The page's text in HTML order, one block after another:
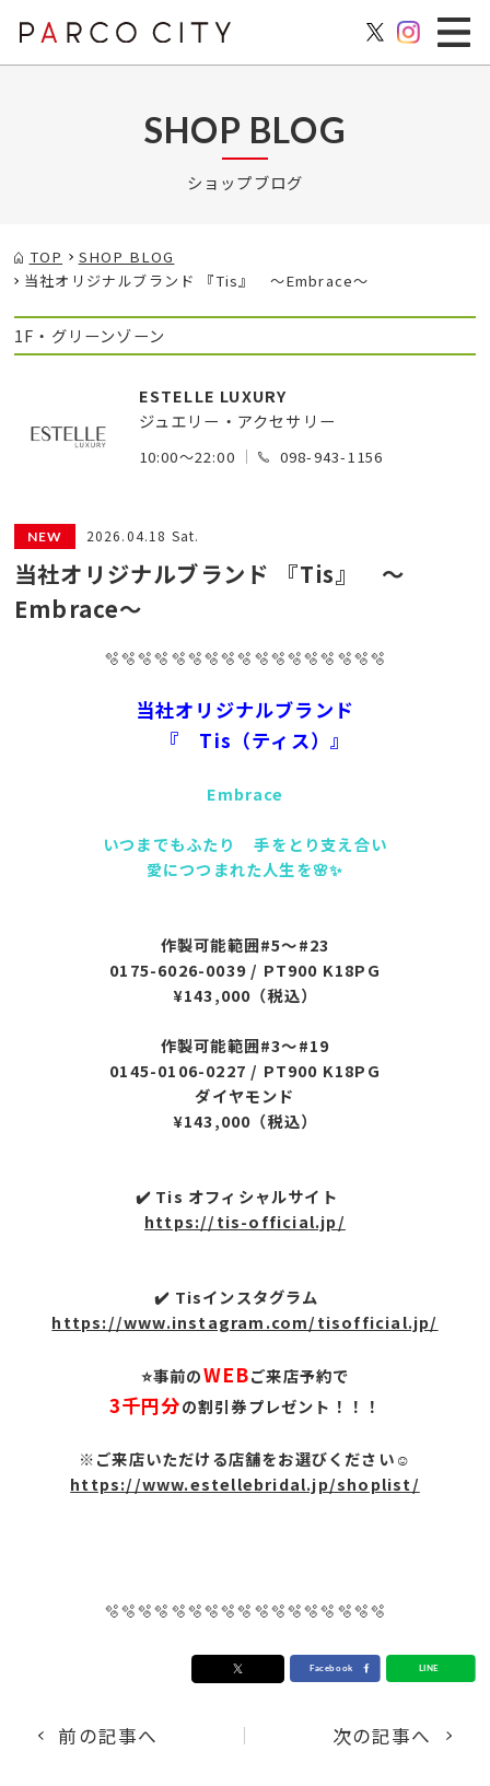
SHOP BLOG
ショップブログ
TOP
SHOP BLOG
当社オリジナルブランド 『Tis』 ～Embrace～
1F・グリーンゾーン
ESTELLE LUXURY
ジュエリー・アクセサリー
10:00～22:00 098-943-1156
2026.04.18 Sat.
当社オリジナルブランド 『Tis』 ～
Embrace～
🫧🫧🫧🫧🫧🫧🫧🫧🫧🫧🫧🫧🫧🫧🫧🫧🫧
当社オリジナルブランド
『 Tis（ティス）』
Embrace
いつまでもふたり手をとり支え合い
愛につつまれた人生を🌸✨
作製可能範囲#5～#23
0175-6026-0039 / PT900 K18PG
¥143,000（税込）
作製可能範囲#3～#19
0145-0106-0227 / PT900 K18PG
ダイヤモンド
¥143,000（税込）
✔️ Tis オフィシャルサイト
https://tis-official.jp/
✔️ Tisインスタグラム
https://www.instagram.com/tisofficial.jp/
⭐事前のWEBご来店予約で
3千円分の割引券プレゼント！！！
※ご来店いただける店舗をお選びください☺
https://www.estellebridal.jp/shoplist/
🫧🫧🫧🫧🫧🫧🫧🫧🫧🫧🫧🫧🫧🫧🫧🫧🫧
前の記事へ 次の記事へ